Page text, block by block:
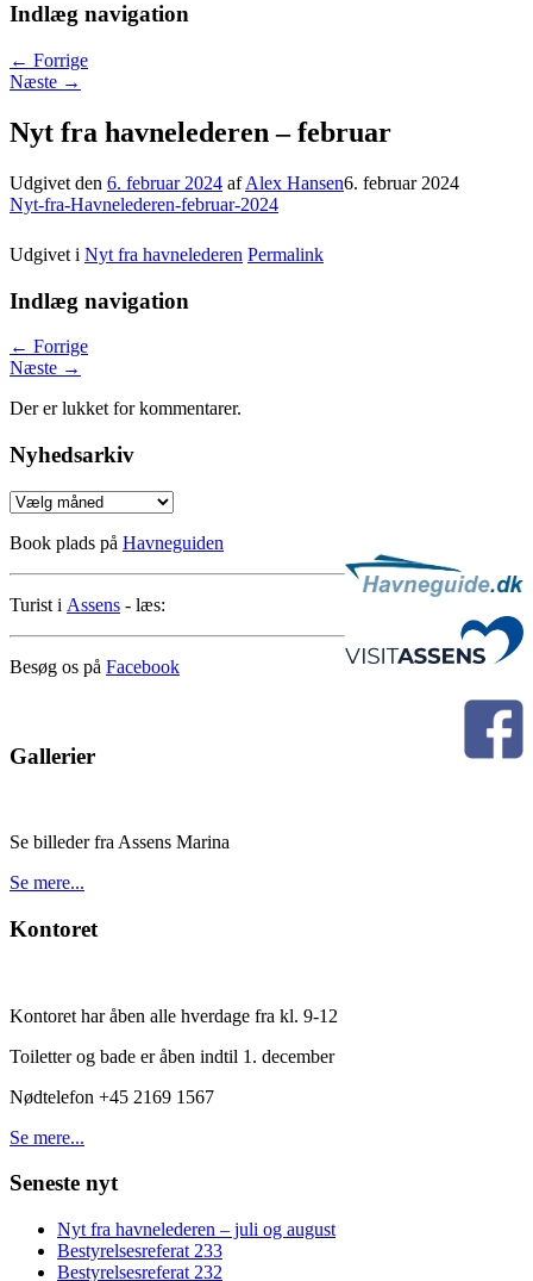
Indlæg navigation
← Forrige
Næste →
Nyt fra havnelederen – februar
Udgivet den 6. februar 2024 afAlex Hansen6. februar 2024
Nyt-fra-Havnelederen-februar-2024
Udgivet i Nyt fra havnelederen Permalink
Indlæg navigation
← Forrige
Næste →
Der er lukket for kommentarer.
Nyhedsarkiv
Nyhedsarkiv
Book plads på Havneguiden
Turist i Assens - læs:
Besøg os på Facebook
Gallerier
Se billeder fra Assens Marina
Se mere...
Kontoret
Kontoret har åben alle hverdage fra kl. 9-12
Toiletter og bade er åben indtil 1. december
Nødtelefon +45 2169 1567
Se mere...
Seneste nyt
Nyt fra havnelederen – juli og august
Bestyrelsesreferat 233
Bestyrelsesreferat 232